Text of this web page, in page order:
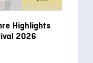
Highlights
2026